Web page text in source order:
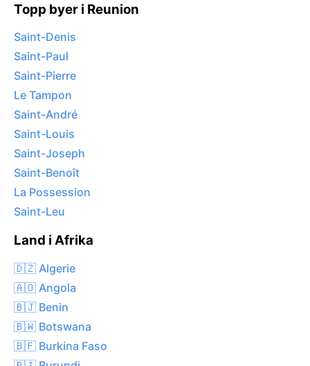
Topp byer i Reunion
Saint-Denis
Saint-Paul
Saint-Pierre
Le Tampon
Saint-André
Saint-Louis
Saint-Joseph
Saint-Benoît
La Possession
Saint-Leu
Land i Afrika
🇩🇿 Algerie
🇦🇴 Angola
🇧🇯 Benin
🇧🇼 Botswana
🇧🇫 Burkina Faso